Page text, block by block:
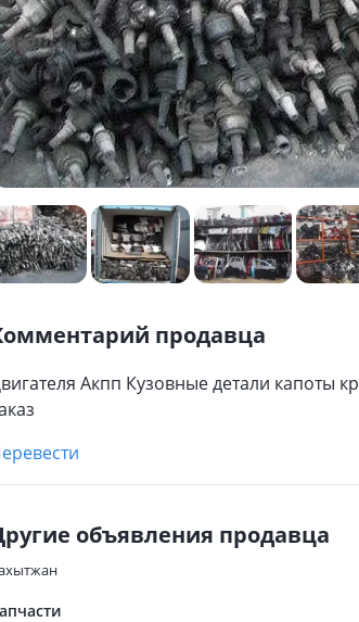
продавца
Акпп Кузовные детали капоты
объявления продавца